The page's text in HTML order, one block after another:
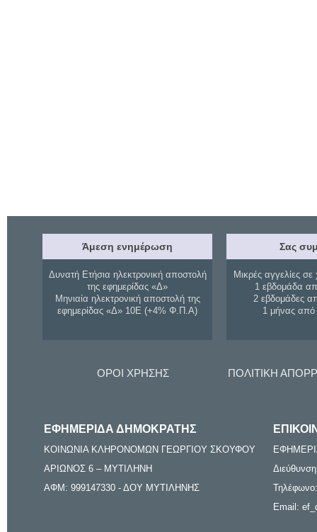
Άμεση ενημέρωση
Δυνατή Ετήσια ηλεκτρονική αποστολή
της εφημερίδας «Δ»
Μηνιαία ηλεκτρονική αποστολή της
εφημερίδας «Δ» 10Ε (+4% Φ.Π.Α)
Σας
Μικρές αγγελίες σε
1 εβδομάδα
2 εβδομάδες
1 μήνας
ΟΡΟΙ ΧΡΗΣΗΣ ΠΟΛΙΤΙΚΗ
ΕΦΗΜΕΡΙΔΑ ΔΗΜΟΚΡΑΤΗΣ
ΚΟΙΝΩΝΙΑ ΚΛΗΡΟΝΟΜΩΝ ΓΕΩΡΓΙΟΥ ΣΚΟΥΦΟΥ
ΑΡΙΩΝΟΣ 6 – ΜΥΤΙΛΗΝΗ
ΑΦΜ: 999147330 - ΔΟΥ ΜΥΤΙΛΗΝΗΣ
Email: